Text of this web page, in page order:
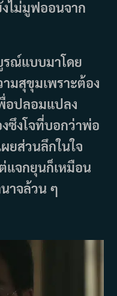
ไม่มูฟออนจาก
รณ์แบบมาโดย
มสุขุมเพราะต้อง
อปลอมแปลง
ซึงโจที่บอกว่าพ่อ
ยส่วนลึกในใจ
แจกยุนก็เหมือน
าจล้วน ๆ